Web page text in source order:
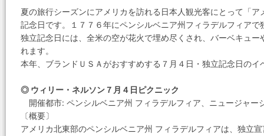
夏の旅行シーズンにアメリカを訪れる日本人観光客にとって「
記念日です。１７７６年にペンシルベニア州フィラデルフィア
独立記念日には、全米の空が花火で埋め尽くされ、バーベキュ
れます。
本年、ブランドＵＳＡがおすすめする７月４日・独立記念日のイ
◎ ウィリー・ネルソン７月４日ピクニック
開催都市: ペンシルベニア州 フィラデルフィア、ニュージャー
〔概要〕
アメリカ北東部のペンシルベニア州 フィラデルフィアは、独立